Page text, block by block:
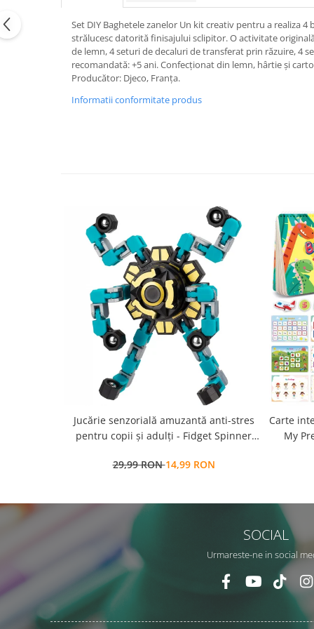
Set DIY Baghetele zanelor Un kit creativ pentru a realiza
strălucesc datorită finisajului sclipitor. O activitate
de lemn, 4 seturi de decaluri de transferat prin răzuire, 4
recomandată: +5 ani. Confecționat din lemn, hârtie și
Producător: Djeco, Franța.
Informatii conformitate produs
Jucărie senzorială amuzantă anti-stres
pentru copii și adulți - Fidget Spinner
29,99 RON14,99 RON
Carte
My
SOCIAL
Urmareste-ne in social